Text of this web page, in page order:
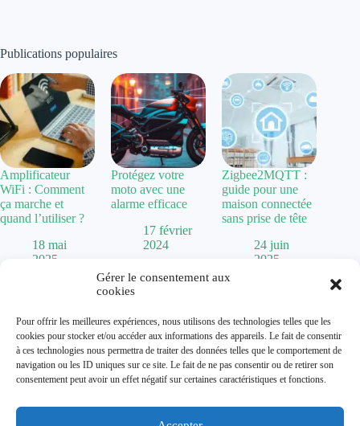
Gérer le consentement aux
cookies
Pour offrir les meilleures expériences, nous utilisons des technologies telles que les
cookies pour stocker et/ou accéder aux informations des appareils. Le fait de consentir
à ces technologies nous permettra de traiter des données telles que le comportement de
navigation ou les ID uniques sur ce site. Le fait de ne pas consentir ou de retirer son
consentement peut avoir un effet négatif sur certaines caractéristiques et fonctions.
Publications populaires
Amplificateur
WiFi : Comment
ça marche et
quand l’utiliser ?
18 mai
2025
Protégez votre
moto avec une
alarme efficace
17 février
2024
Zigbee2MQTT :
guide pour une
maison connectée
sans prise de tête
24 juin
2025
Mentions Légales
Plan de site
Contact
À propos